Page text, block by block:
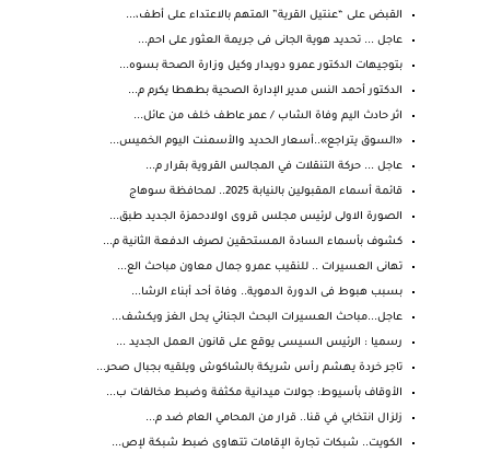
القبض على “عنتيل القرية” المتهم بالاعتداء على أطف،...
عاجل ... تحديد هوية الجانى فى جريمة العثور على احم...
بتوجيهات الدكتور عمرو دويدار وكيل وزارة الصحة بسوه...
الدكتور أحمد النس مدير الإدارة الصحية بطهطا يكرم م...
اثر حادث اليم وفاة الشاب / عمر عاطف خلف من ‏عائل...
«السوق يتراجع»..أسعار الحديد والأسمنت اليوم الخميس...
عاجل ... حركة التنقلات في المجالس القروية بقرار م...
قائمة أسماء المقبولين بالنيابة 2025.. لمحافظة سوهاج
الصورة الاولى لرئيس مجلس قروى اولادحمزة الجديد طبق...
كشوف بأسماء السادة المستحقين لصرف الدفعة الثانية م...
تهانى العسيرات .. للنقيب عمرو جمال معاون مباحث الع...
بسبب هبوط فى الدورة الدموية.. وفاة أحد أبناء الرشا...
عاجل...مباحث العسيرات البحث الجنائي يحل الغز ويكشف...
رسميا : الرئيس السيسى يوقع على قانون العمل الجديد ...
تاجر خردة يهشم رأس شريكة بالشاكوش ويلقيه بجبال صحر...
الأوقاف بأسيوط: جولات ميدانية مكثفة وضبط مخالفات ب...
زلزال انتخابي في قنا.. قرار من المحامي العام ضد م...
الكويت.. شبكات تجارة الإقامات تتهاوى ضبط شبكة لإص...